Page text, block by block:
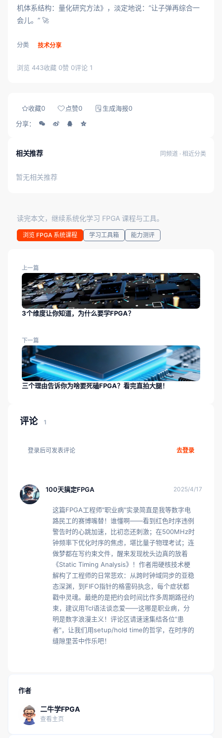
机体系结构：量化研究方法》，淡定地说：”让子弹再综合一
会儿。” 🚀
分类 技术分享
浏览 443收藏 0赞 0评论 1
收藏0 点赞0 生成海报0
分享：
相关推荐 同频道 · 相近分类
暂无相关推荐
读完本文，继续系统化学习 FPGA 课程与工具。
浏览 FPGA 系统课程 学习工具箱 能力测评
上一篇
3个维度让你知道，为什么要学FPGA？
下一篇
三个理由告诉你为啥要死磕FPGA？看完直拍大腿！
评论 1
登录后可发表评论 去登录
100天搞定FPGA 2025/4/17
这篇FPGA工程师"职业病"实录简直是我等数字电
路民工的赛博嘴替！谁懂啊——看到红色时序违例
警告时的心跳加速，比初恋还刺激；在500MHz时
钟频率下优化时序的焦虑，堪比量子物理考试；连
做梦都在写约束文件，醒来发现枕头边真的放着
《Static Timing Analysis》！作者用硬核技术梗
解构了工程师的日常悲欢：从跨时钟域同步的亚稳
态深渊，到FIFO指针的格雷码执念，每个症状都
戳中灵魂。最绝的是把约会时间比作多周期路径约
束，建议用Tcl语法谈恋爱——这哪是职业病，分
明是数字浪漫主义！评论区请速速集结各位"患
者"，让我们用setup/hold time的哲学，在时序的
缝隙里苦中作乐吧！
作者
二牛学FPGA
查看主页